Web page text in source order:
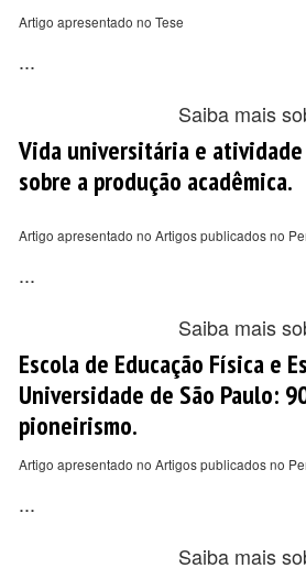
Artigo apresentado no Tese
...
Saiba mais
Vida universitária e
sobre a produção acadêmica.
Artigo apresentado no Artigos publicados no
...
Saiba mais
Escola de Educação Física e
Universidade de São Paulo:
pioneirismo.
Artigo apresentado no Artigos publicados no
...
Saiba mais